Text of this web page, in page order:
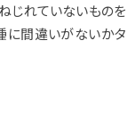
じれていないものを
に間違いがないかタ